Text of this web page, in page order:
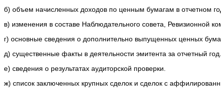
б) объем начисленных доходов по ценным бумагам в отчетном
в) изменения в составе Наблюдательного совета, Ревизионной
г) основные сведения о дополнительно выпущенных ценных
д) существенные факты в деятельности эмитента за отчетный год.
е) сведения о результатах аудиторской проверки.
ж) список заключенных крупных сделок и сделок с